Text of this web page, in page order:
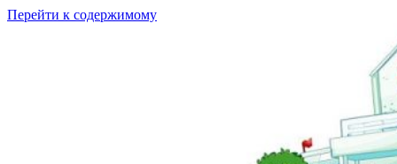
Перейти к содержимому